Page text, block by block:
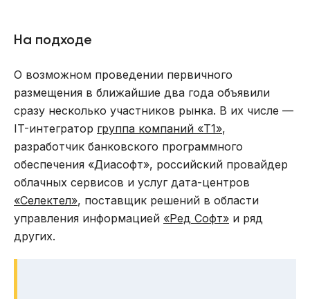
На подходе
О возможном проведении первичного
размещения в ближайшие два года объявили
сразу несколько участников рынка. В их числе —
IT-интегратор группа компаний «Т1»,
разработчик банковского программного
обеспечения «Диасофт», российский провайдер
облачных сервисов и услуг дата-центров
«Селектел», поставщик решений в области
управления информацией «Ред Софт» и ряд
других.